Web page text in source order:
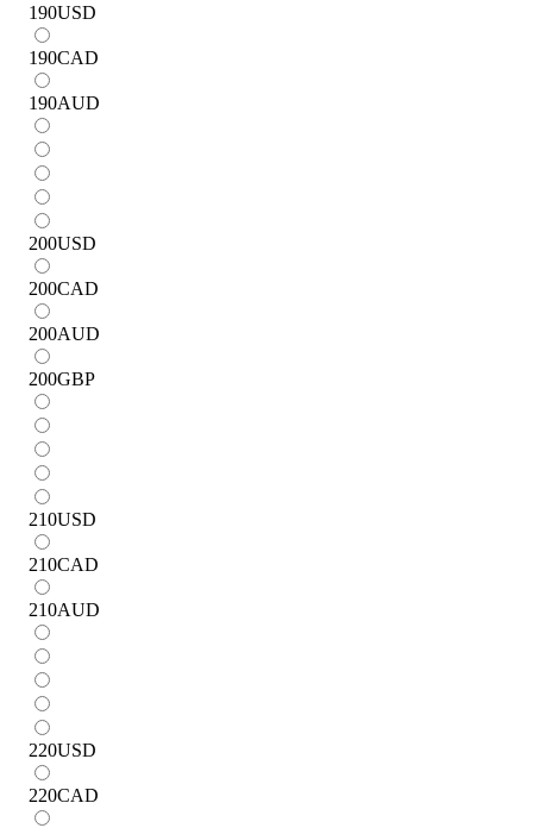
190USD
190CAD
190AUD
200USD
200CAD
200AUD
200GBP
210USD
210CAD
210AUD
220USD
220CAD